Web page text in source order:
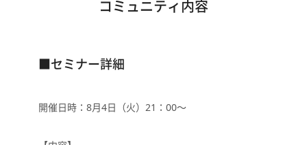
コミュニティ内容
■セミナー詳細
開催日時：8月4日（火）21：00〜